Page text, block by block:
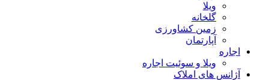
ویلا
گلخانه
زمین کشاورزی
آپارتمان
اجاره
ویلا و سوئیت اجاره
آژانس های املاک